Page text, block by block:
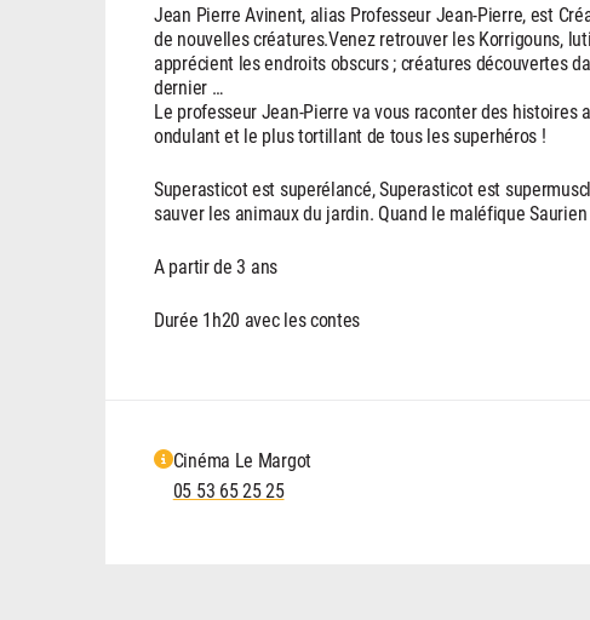
Jean Pierre Avinent, alias Professeur Jean-Pierre, est
de nouvelles créatures.Venez retrouver les Korrigouns,
apprécient les endroits obscurs ; créatures découvertes
dernier …
Le professeur Jean-Pierre va vous raconter des histoires
ondulant et le plus tortillant de tous les superhéros !
Superasticot est superélancé, Superasticot est
sauver les animaux du jardin. Quand le maléfique
A partir de 3 ans
Durée 1h20 avec les contes
Cinéma Le Margot
05 53 65 25 25